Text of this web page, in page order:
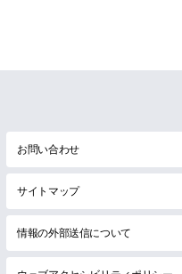
お問い合わせ
サイトマップ
情報の外部送信について